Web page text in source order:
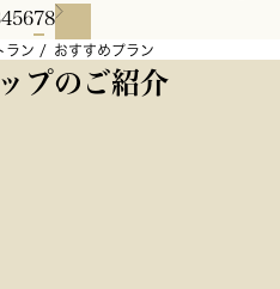
45678
ラン おすすめプラン
プのご紹介